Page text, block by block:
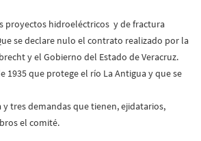
proyectos hidroeléctricos y de fractura
se declare nulo el contrato realizado por la
y el Gobierno del Estado de Veracruz.
1935 que protege el río La Antigua y que se
tres demandas que tienen, ejidatarios,
el comité.